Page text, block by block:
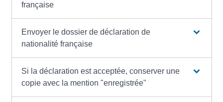
française
Envoyer le dossier de déclaration de
nationalité française
Si la déclaration est acceptée, conserver une
copie avec la mention "enregistrée"